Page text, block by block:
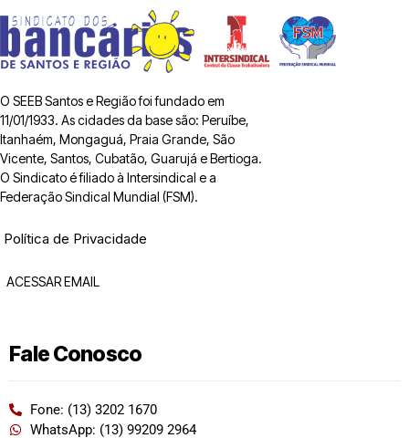
O SEEB Santos e Região foi fundado em
11/01/1933. As cidades da base são: Peruíbe,
Itanhaém, Mongaguá, Praia Grande, São
Vicente, Santos, Cubatão, Guarujá e Bertioga.
O Sindicato é filiado à Intersindical e a
Federação Sindical Mundial (FSM).
Política de Privacidade
ACESSAR EMAIL
Fale Conosco
Fone: (13) 3202 1670
WhatsApp: (13) 99209 2964